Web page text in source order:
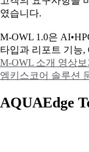
였습니다.
M-OWL 1.0은
타입과 리포트 기능,
M-OWL 소개 영상보
엠키스코어 솔루션
AQUAEdge